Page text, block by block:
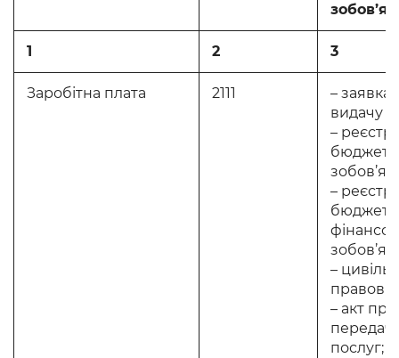
1 2 3
Заробітна плата 2111
– заявка
видачу
– реєстр
– реєстр
–
– акт
послуг;